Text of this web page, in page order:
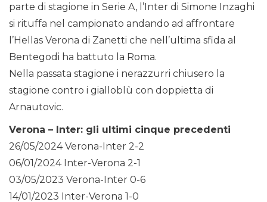
parte di stagione in Serie A, l’Inter di Simone Inzaghi
si rituffa nel campionato andando ad affrontare
l’Hellas Verona di Zanetti che nell’ultima sfida al
Bentegodi ha battuto la Roma.
Nella passata stagione i nerazzurri chiusero la
stagione contro i gialloblù con doppietta di
Arnautovic.
Verona – Inter: gli ultimi cinque precedenti
26/05/2024 Verona-Inter 2-2
06/01/2024 Inter-Verona 2-1
03/05/2023 Verona-Inter 0-6
14/01/2023 Inter-Verona 1-0